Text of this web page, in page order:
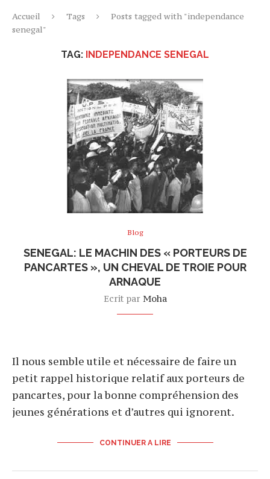
Accueil Tags
Posts tagged with "independance
senegal"
TAG: INDEPENDANCE SENEGAL
Blog
SENEGAL: LE MACHIN DES « PORTEURS DE
PANCARTES », UN CHEVAL DE TROIE POUR
ARNAQUE
Ecrit par Moha
Il nous semble utile et nécessaire de faire un
petit rappel historique relatif aux porteurs de
pancartes, pour la bonne compréhension des
jeunes générations et d’autres qui ignorent.
CONTINUER A LIRE